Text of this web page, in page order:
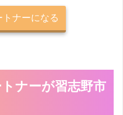
ナーになる
ナーが習志野市